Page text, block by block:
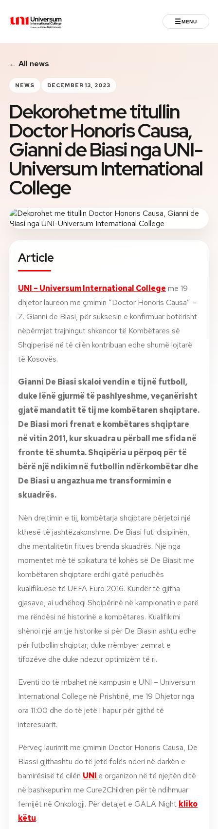
Universum University ☰MENU
MENU
Home
Admissions
Programs
Student Life
International
Powered by ASU
News
Contact
LANGUAGE
EN
AL Apply Now Request Info
UMS Staff
UMS Students
← All news
NEWS DECEMBER 13, 2023
Dekorohet me titullin
Doctor Honoris Causa,
Gianni de Biasi nga UNI-
Universum International
College
Article
UNI – Universum International College me 19
dhjetor laureon me çmimin “Doctor Honoris Causa” –
Z. Gianni de Biasi, për suksesin e konfirmuar botërisht
nëpërmjet trajningut shkencor të Kombëtares së
Shqiperisë në të cilën kontribuan edhe shumë lojtarë
të Kosovës.
Gianni De Biasi skaloi vendin e tij në futboll,
duke lënë gjurmë të pashlyeshme, veçanërisht
gjatë mandatit të tij me kombëtaren shqiptare.
De Biasi mori frenat e kombëtares shqiptare
në vitin 2011, kur skuadra u përball me sfida në
fronte të shumta. Shqipëria u përpoq për të
bërë një ndikim në futbollin ndërkombëtar dhe
De Biasi u angazhua me transformimin e
skuadrës.
Nën drejtimin e tij, kombëtarja shqiptare përjetoi një
kthesë të jashtëzakonshme. De Biasi futi disiplinën,
dhe mentalitetin fitues brenda skuadrës. Një nga
momentet më të spikatura të kohës së De Biasit me
kombëtaren shqiptare erdhi gjatë periudhës
kualifikuese të UEFA Euro 2016. Kundër të gjitha
gjasave, ai udhëhoqi Shqipërinë në kampionatin e parë
me rëndësi në historinë e kombëtares. Kualifikimi
shënoi një arritje historike si për De Biasin ashtu edhe
për futbollin shqiptar, duke rrëmbyer zemrat e
tifozëve dhe duke ndezur optimizëm të ri.
Eventi do të mbahet në kampusin e UNI – Universum
International College në Prishtinë, me 19 Dhjetor nga
ora 11:00 dhe do të jetë i hapur për gjithë të
interesuarit.
Përveç laurimit me çmimin Doctor Honoris Causa, De
Biassi gjithashtu do të jetë folës nderi në darkën e
bamirësisë të cilën UNI e organizon në të njejtën ditë
në bashkepunim me Cure2Children për të ndihmuar
femijët në Onkologji. Për detajet e GALA Night kliko
këtu.